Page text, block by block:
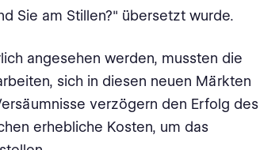
Sie am Stillen?" übersetzt wurde.
angesehen werden, mussten die
sich in diesen neuen Märkten
verzögern den Erfolg des
erhebliche Kosten, um das